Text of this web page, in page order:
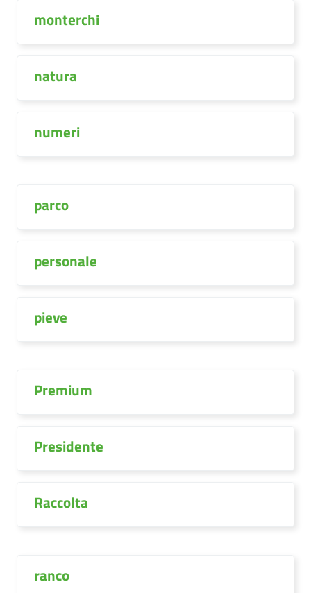
monterchi
natura
numeri
parco
personale
pieve
Premium
Presidente
Raccolta
ranco